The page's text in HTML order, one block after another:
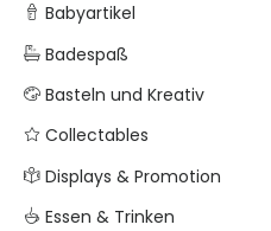
Babyartikel
Badespaß
Basteln und Kreativ
Collectables
Displays & Promotion
Essen & Trinken